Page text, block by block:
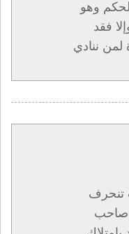
وهو
فقد
لمن ننادي
تنحرف
صاحب